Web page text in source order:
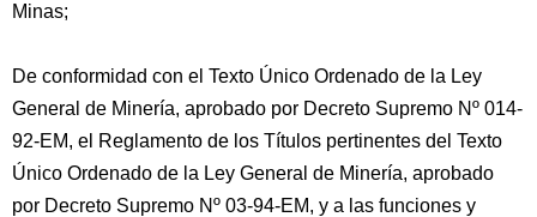
Minas;
De conformidad con el Texto Único Ordenado de la Ley
General de Minería, aprobado por Decreto Supremo Nº 014-
92-EM, el Reglamento de los Títulos pertinentes del Texto
Único Ordenado de la Ley General de Minería, aprobado
por Decreto Supremo Nº 03-94-EM, y a las funciones y